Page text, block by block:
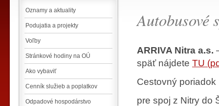
Oznamy a aktuality
Podujatia a projekty
Voľby
Stránkové hodiny na OÚ
Ako vybaviť
Cenník služieb a poplatkov
Odpadové hospodárstvo
Autobusové
ARRIVA Nitra a.s.
späť nájdete TU
Cestovný poriadok
pre spoj z Nitry